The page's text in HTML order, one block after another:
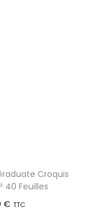
Croquis
40 Feuilles
€ TTC